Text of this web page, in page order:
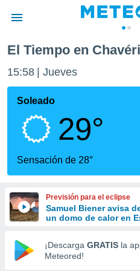
de
por
que se
calidad.
a este
las
y
forma
digital
basada
El Tiempo en
15:58 Jueves
Soleado
29°
Sensación de 28°
Previsión para el eclipse
Samuel Biener avisa
un domo de calor en
¡Descarga GRATIS la
Meteored!